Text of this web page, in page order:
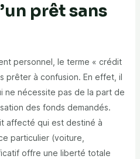
prêt sans
personnel, le terme « crédit
prêter à confusion. En effet, il
ne nécessite pas de la part de
des fonds demandés.
affecté qui est destiné à
particulier (voiture,
offre une liberté totale